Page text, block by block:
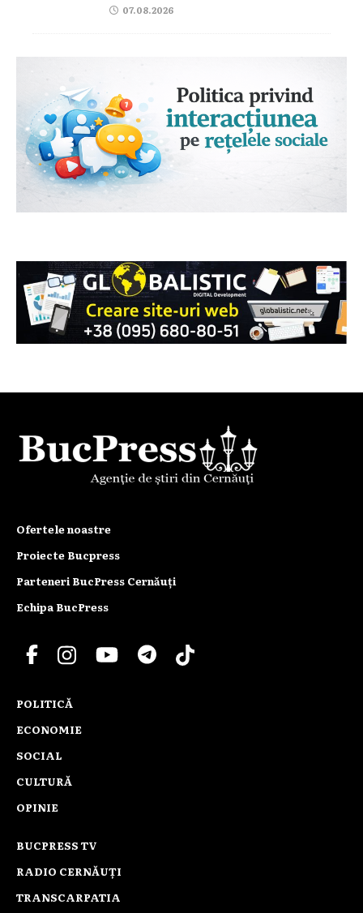
07.08.2026
Ofertele noastre
Proiecte Bucpress
Parteneri BucPress Cernăuți
Echipa BucPress
POLITICĂ
ECONOMIE
SOCIAL
CULTURĂ
OPINIE
BUCPRESS TV
RADIO CERNĂUȚI
TRANSCARPATIA